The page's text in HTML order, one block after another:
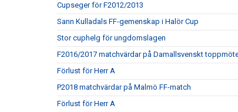
Cupseger för F2012/2013
Sann Kulladals FF-gemenskap i Halör Cup
Stor cuphelg för ungdomslagen
F2016/2017 matchvärdar på Damallsvenskt
Förlust för Herr A
P2018 matchvärdar på Malmö FF-match
Förlust för Herr A